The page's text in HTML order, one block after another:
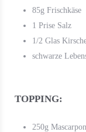
85g Frischkäse
1 Prise Salz
1/2 Glas
schwarze
TOPPING:
250g